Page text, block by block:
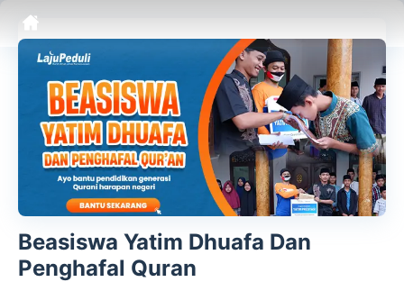
Beasiswa Yatim Dhuafa Dan
Penghafal Quran